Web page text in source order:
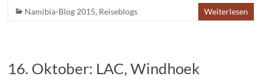
Namibia-Blog 2015, Reiseblogs Weiterlesen
16. Oktober: LAC, Windhoek